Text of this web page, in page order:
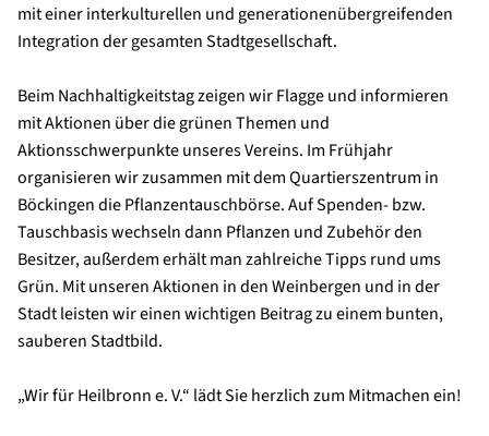
mit einer interkulturellen und generationenübergreifenden
Integration der gesamten Stadtgesellschaft.
Beim Nachhaltigkeitstag zeigen wir Flagge und informieren
mit Aktionen über die grünen Themen und
Aktionsschwerpunkte unseres Vereins. Im Frühjahr
organisieren wir zusammen mit dem Quartierszentrum in
Böckingen die Pflanzentauschbörse. Auf Spenden- bzw.
Tauschbasis wechseln dann Pflanzen und Zubehör den
Besitzer, außerdem erhält man zahlreiche Tipps rund ums
Grün. Mit unseren Aktionen in den Weinbergen und in der
Stadt leisten wir einen wichtigen Beitrag zu einem bunten,
sauberen Stadtbild.
„Wir für Heilbronn e. V.“ lädt Sie herzlich zum Mitmachen ein!